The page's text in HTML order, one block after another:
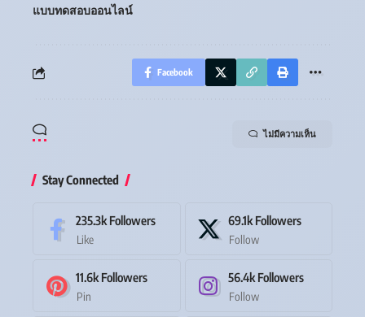
แบบทดสอบออนไลน์
Facebook
ไม่มีความเห็น
Stay Connected
235.3k Followers
Like
69.1k Followers
Follow
11.6k Followers
Pin
56.4k Followers
Follow